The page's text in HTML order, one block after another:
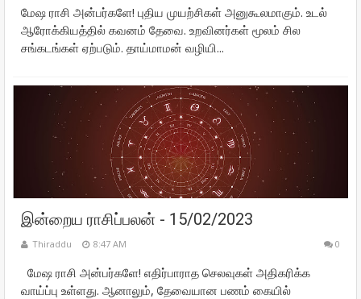
மேஷ ராசி அன்பர்களே! புதிய முயற்சிகள் அனுகூலமாகும். உடல்
ஆரோக்கியத்தில் கவனம் தேவை. உறவினர்கள் மூலம் சில
சங்கடங்கள் ஏற்படும். தாய்மாமன் வழியி...
இன்றைய ராசிப்பலன் - 15/02/2023
Thiraddu 8:47 AM 0
மேஷ ராசி அன்பர்களே! எதிர்பாராத செலவுகள் அதிகரிக்க
வாய்ப்பு உள்ளது. ஆனாலும், தேவையான பணம் கையில்